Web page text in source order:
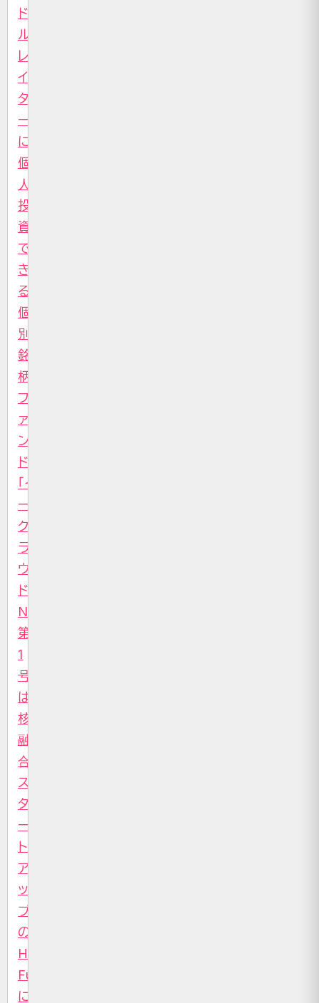
ド
ル・
レ
イ
タ
ー
に
個
人
投
資
で
き
る
個
別
銘
柄
フ
ァ
ン
ド
「イ
ー
ク
ラ
ウ
ド
NEXT」
第
1
号
は
核
融
合
ス
タ
ー
ト
ア
ッ
プ
の
Helical
Fusion
に